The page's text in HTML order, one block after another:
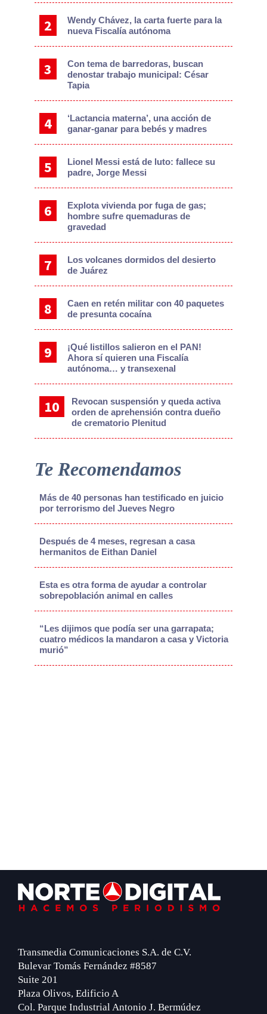
Wendy Chávez, la carta fuerte para la
nueva Fiscalía autónoma
Con tema de barredoras, buscan
denostar trabajo municipal: César
Tapia
‘Lactancia materna’, una acción de
ganar-ganar para bebés y madres
Lionel Messi está de luto: fallece su
padre, Jorge Messi
Explota vivienda por fuga de gas;
hombre sufre quemaduras de
gravedad
Los volcanes dormidos del desierto
de Juárez
Caen en retén militar con 40 paquetes
de presunta cocaína
¡Qué listillos salieron en el PAN!
Ahora sí quieren una Fiscalía
autónoma… y transexenal
Revocan suspensión y queda activa
orden de aprehensión contra dueño
de crematorio Plenitud
Te Recomendamos
Más de 40 personas han testificado en juicio
por terrorismo del Jueves Negro
Después de 4 meses, regresan a casa
hermanitos de Eithan Daniel
Esta es otra forma de ayudar a controlar
sobrepoblación animal en calles
“Les dijimos que podía ser una garrapata;
cuatro médicos la mandaron a casa y Victoria
murió”
Footer
Transmedia Comunicaciones S.A. de C.V.
Bulevar Tomás Fernández #8587
Suite 201
Plaza Olivos, Edificio A
Col. Parque Industrial Antonio J. Bermúdez